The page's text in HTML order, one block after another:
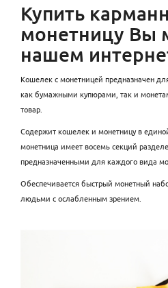
Купить
монетницу Вы
нашем
Кошелек с монетницей предназначен
как бумажными купюрами, так и
товар.
Содержит кошелек и монетницу в
монетница имеет восемь секций
предназначенными для каждого вида
Обеспечивается быстрый монетный
людьми с ослабленным зрением.